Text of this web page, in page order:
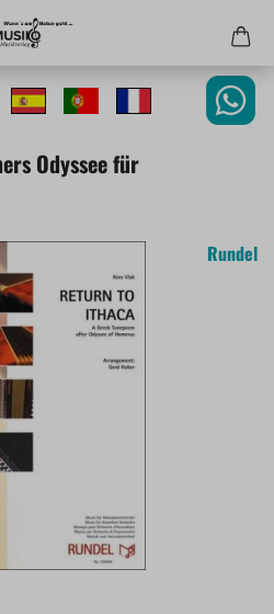
Odyssee für
Rundel